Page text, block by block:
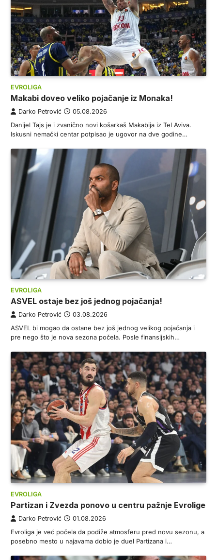
EVROLIGA
Makabi doveo veliko pojačanje iz Monaka!
Darko Petrović 05.08.2026
Danijel Tajs je i zvanično novi košarkaš Makabija iz Tel Aviva.
Iskusni nemački centar potpisao je ugovor na dve godine…
EVROLIGA
ASVEL ostaje bez još jednog pojačanja!
Darko Petrović 03.08.2026
ASVEL bi mogao da ostane bez još jednog velikog pojačanja i
pre nego što je nova sezona počela. Posle finansijskih…
EVROLIGA
Partizan i Zvezda ponovo u centru pažnje Evrolige
Darko Petrović 01.08.2026
Evroliga je već počela da podiže atmosferu pred novu sezonu, a
posebno mesto u najavama dobio je duel Partizana i…